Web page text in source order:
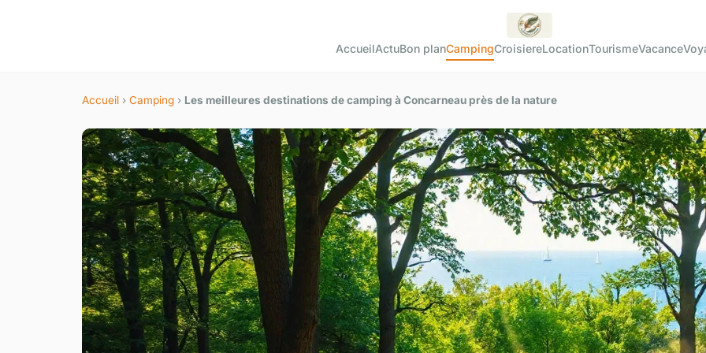
AccueilActuBon planCampingCroisiereLocationTourismeVacance
Accueil › Camping › Les meilleures destinations de camping à Concarneau près de la nature